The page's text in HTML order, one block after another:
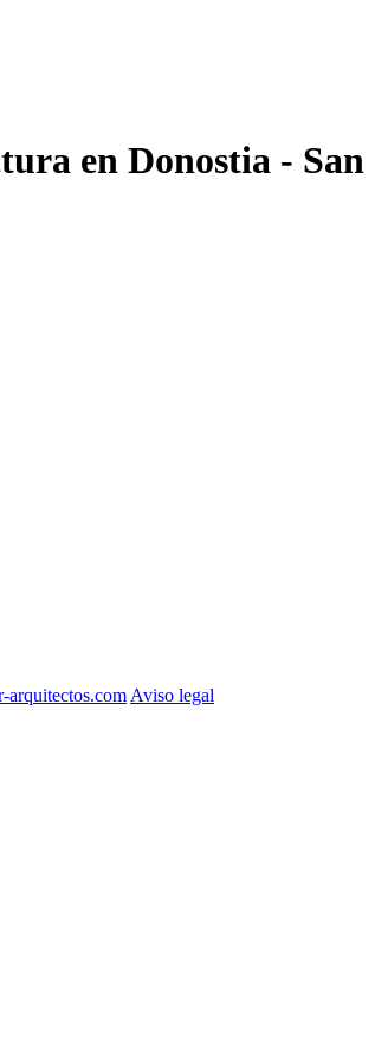
en Donostia - San
arquitectos.com Aviso legal